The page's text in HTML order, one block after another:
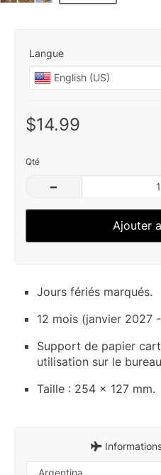
Langue
$14.99
Qté
–
Ajouter
Jours fériés marqués.
12 mois (janvier 2027
Support de papier
utilisation sur le
Taille : 254 x 127 mm.